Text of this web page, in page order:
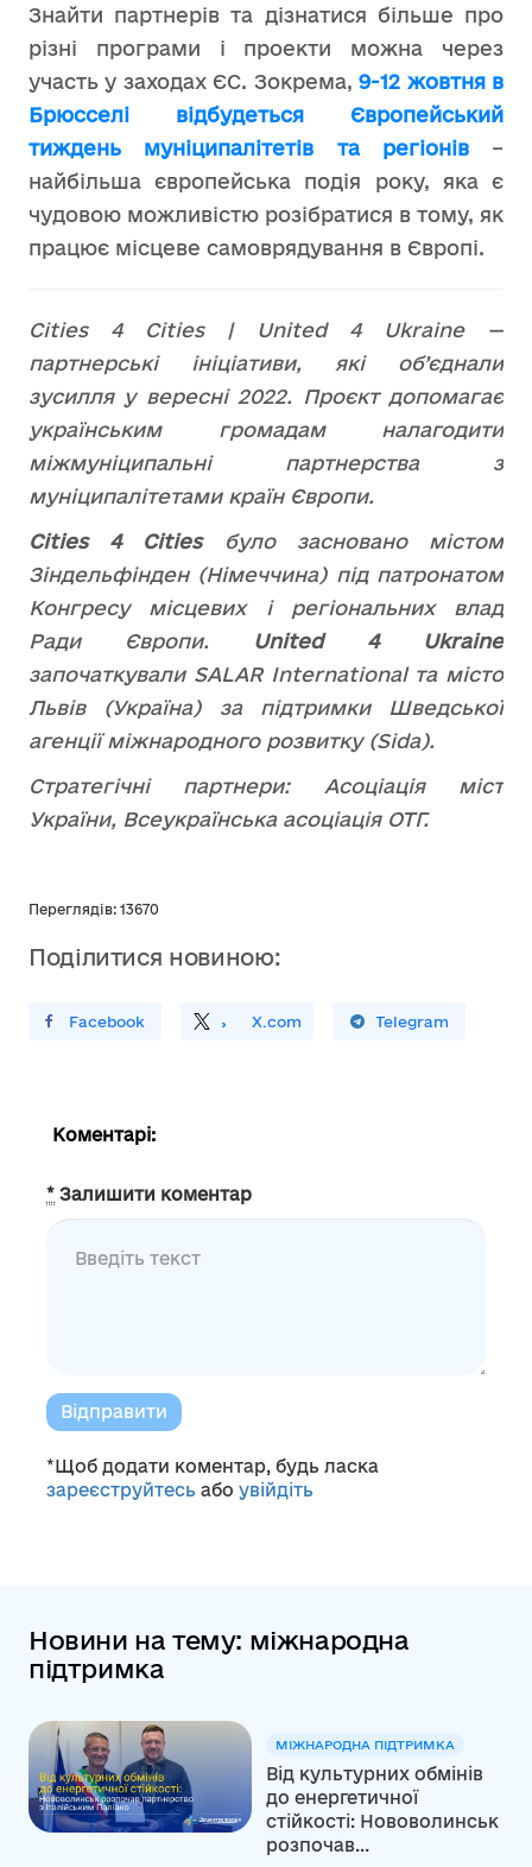
Знайти партнерів та дізнатися більше про
різні програми і проекти можна через
участь у заходах ЄС. Зокрема, 9-12 жовтня в
Брюсселі відбудеться Європейський
тиждень муніципалітетів та регіонів–
найбільша європейська подія року, яка є
чудовою можливістю розібратися в тому, як
працює місцеве самоврядування в Європі.
Сities 4 Cities | United 4 Ukraine —
партнерські ініціативи, які об’єднали
зусилля у вересні 2022. Проєкт допомагає
українським громадам налагодити
міжмуніципальні партнерства з
муніципалітетами країн Європи.
Сities 4 Citiesбуло засновано містом
Зіндельфінден (Німеччина) під патронатом
Конгресу місцевих і регіональних влад
Ради Європи.
United 4 Ukraine
започаткували SALAR International та місто
Львів (Україна) за підтримки Шведської
агенції міжнародного розвитку (Sida).
Стратегічні партнери: Асоціація міст
України, Всеукраїнська асоціація ОТГ.
Переглядів: 13670
Поділитися новиною:
У FacebookПоділитись X.com
Поширити У Telegram
Коментарі:
* Залишити коментар
Відправити
*Щоб додати коментар, будь ласка
зареєструйтесь або увійдіть
Новини на тему: міжнародна
підтримка
МІЖНАРОДНА ПІДТРИМКА
Від культурних обмінів
до енергетичної
стійкості: Нововолинськ
розпочав...